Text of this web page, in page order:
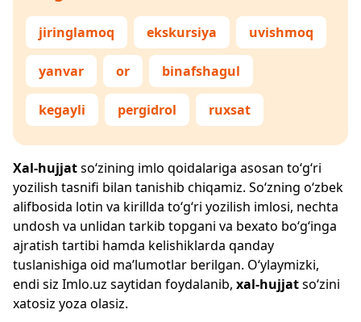
jiringlamoq ekskursiya uvishmoq
yanvar or binafshagul
kegayli pergidrol ruxsat
Xal-hujjatso‘zining imlo qoidalariga asosan to‘g‘ri
yozilish tasnifi bilan tanishib chiqamiz. So‘zning o‘zbek
alifbosida lotin va kirillda to‘g‘ri yozilish imlosi, nechta
undosh va unlidan tarkib topgani va bexato bo‘g‘inga
ajratish tartibi hamda kelishiklarda qanday
tuslanishiga oid ma’lumotlar berilgan. O‘ylaymizki,
endi siz Imlo.uz saytidan foydalanib, xal-hujjatso‘zini
xatosiz yoza olasiz.